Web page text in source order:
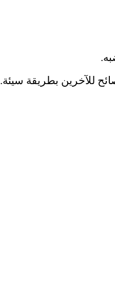
للآخرين بطريقة سيئة.